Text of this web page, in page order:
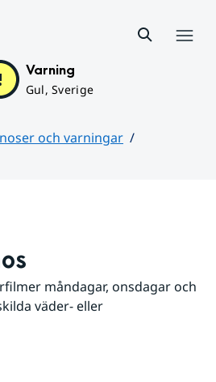
Varning
Gul, Sverige
och varningar
måndagar, onsdagar och
väder- eller